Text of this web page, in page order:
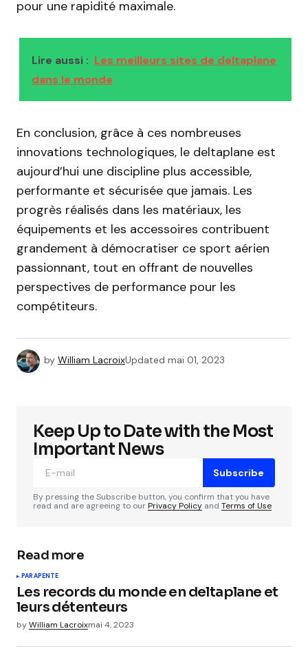
pour une rapidité maximale.
Lire aussi : Les meilleurs sites de deltaplane
dans le monde
En conclusion, grâce à ces nombreuses
innovations technologiques, le deltaplane est
aujourd’hui une discipline plus accessible,
performante et sécurisée que jamais. Les
progrès réalisés dans les matériaux, les
équipements et les accessoires contribuent
grandement à démocratiser ce sport aérien
passionnant, tout en offrant de nouvelles
perspectives de performance pour les
compétiteurs.
by William LacroixUpdated mai 01, 2023
Keep Up to Date with the Most
Important News
Subscribe
By pressing the Subscribe button, you confirm that you have
read and are agreeing to ourPrivacy Policy and Terms of Use
Read more
PARAPENTE
Les records du monde en deltaplane et
leurs détenteurs
byWilliam Lacroixmai 4, 2023